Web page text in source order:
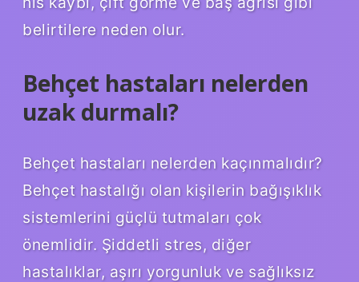
belirtilere neden olur.
Behçet hastaları nelerden
uzak durmalı?
Behçet hastaları nelerden kaçınmalıdır?
Behçet hastalığı olan kişilerin bağışıklık
sistemlerini güçlü tutmaları çok
önemlidir. Şiddetli stres, diğer
hastalıklar, aşırı yorgunluk ve sağlıksız